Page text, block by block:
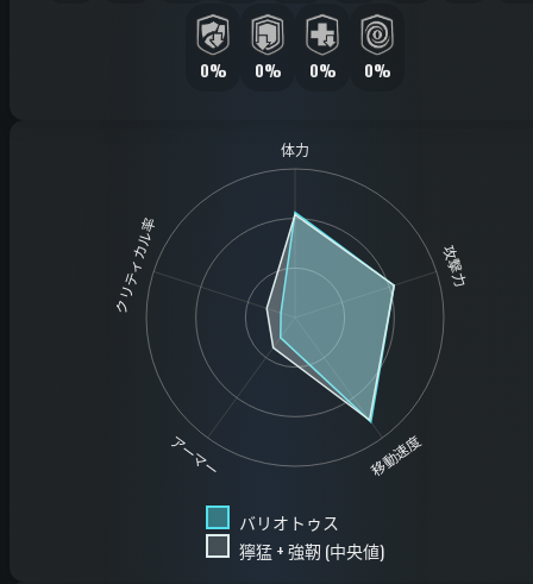
0% 0% 0% 0%
体力
攻撃力
移動速度
アーマー
クリティカル率
バリオトゥス
獰猛 + 強靭 (中央値)